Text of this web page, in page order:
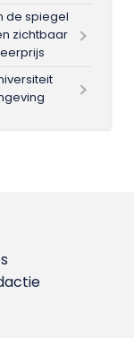
de spiegel
zichtbaar